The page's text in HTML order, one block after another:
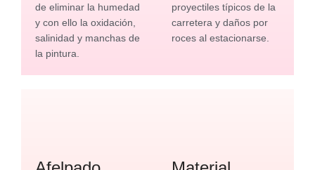
de eliminar la humedad
y con ello la oxidación,
salinidad y manchas de
la pintura.
proyectiles típicos de la
carretera y daños por
roces al estacionarse.